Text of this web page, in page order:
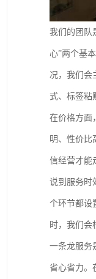
我们的团队
心”两个基
况，我们会
式、标签粘
在价格方面
明、性价比
信经营才能
说到服务时
个环节都设
时，我们会
一条龙服务
省心省力。